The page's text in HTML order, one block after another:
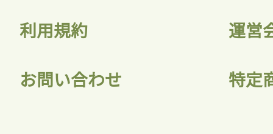
利用規約 運営
お問い合わせ 特定